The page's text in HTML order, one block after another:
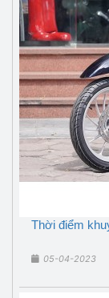
Thời điểm
05-04-2023